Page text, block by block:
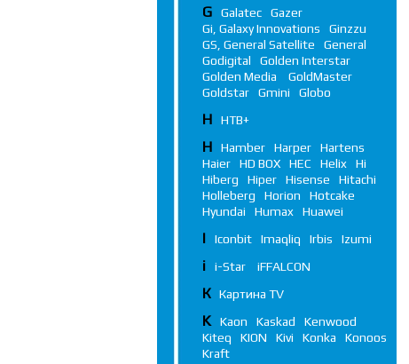
G Galatec
Gazer
Gi, Galaxy Innovations
Ginzzu
GS, General Satellite
General
Godigital
Golden Interstar
Golden Media
GoldMaster
Goldstar
Gmini Globo
Н НТВ+
H Hamber Harper
Hartens
Haier
HD BOX HEC Helix
Hi
Hiberg
Hiper Hisense
Hitachi
Holleberg
Horion
Hotcake
Hyundai
Humax Huawei
I Iconbit Imaqliq Irbis Izumi
i i-Star iFFALСON
К Картина TV
K Kaon Kaskad
Kenwood
Kiteq
KION Kivi Konka
Konoos
Kraft